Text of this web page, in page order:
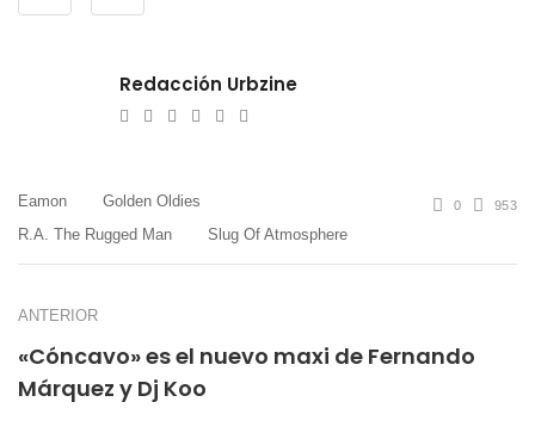
Redacción Urbzine
WebsiteTwitterFacebook
Youtube
Eamon
Golden Oldies
R.A. The Rugged Man
Slug Of Atmosphere
0 953
ANTERIOR
«Cóncavo» es el nuevo maxi de Fernando
Márquez y Dj Koo